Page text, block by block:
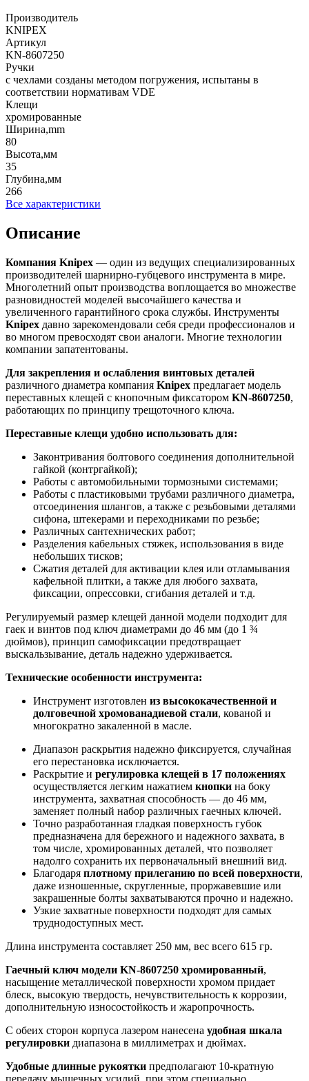
Производитель
KNIPEX
Артикул
KN-8607250
Ручки
с чехлами созданы методом погружения, испытаны в
соответствии нормативам VDE
Клещи
хромированные
Ширина,mm
80
Высота,мм
35
Глубина,мм
266
Все характеристики
Описание
Компания Knipex — один из ведущих специализированных
производителей шарнирно-губцевого инструмента в мире.
Многолетний опыт производства воплощается во множестве
разновидностей моделей высочайшего качества и
увеличенного гарантийного срока службы. Инструменты
Knipex давно зарекомендовали себя среди профессионалов и
во многом превосходят свои аналоги. Многие технологии
компании запатентованы.
Для закрепления и ослабления винтовых деталей
различного диаметра компания Knipex предлагает модель
переставных клещей с кнопочным фиксатором KN-8607250,
работающих по принципу трещоточного ключа.
Переставные клещи удобно использовать для:
Законтривания болтового соединения дополнительной
гайкой (контргайкой);
Работы с автомобильными тормозными системами;
Работы с пластиковыми трубами различного диаметра,
отсоединения шлангов, а также с резьбовыми деталями
сифона, штекерами и переходниками по резьбе;
Различных сантехнических работ;
Разделения кабельных стяжек, использования в виде
небольших тисков;
Сжатия деталей для активации клея или отламывания
кафельной плитки, а также для любого захвата,
фиксации, опрессовки, сгибания деталей и т.д.
Регулируемый размер клещей данной модели подходит для
гаек и винтов под ключ диаметрами до 46 мм (до 1 ¾
дюймов), принцип самофиксации предотвращает
выскальзывание, деталь надежно удерживается.
Технические особенности инструмента:
Инструмент изготовлен из высококачественной и
долговечной хромованадиевой стали, кованой и
многократно закаленной в масле.
Диапазон раскрытия надежно фиксируется, случайная
его перестановка исключается.
Раскрытие и регулировка клещей в 17 положениях
осуществляется легким нажатием кнопки на боку
инструмента, захватная способность — до 46 мм,
заменяет полный набор различных гаечных ключей.
Точно разработанная гладкая поверхность губок
предназначена для бережного и надежного захвата, в
том числе, хромированных деталей, что позволяет
надолго сохранить их первоначальный внешний вид.
Благодаря плотному прилеганию по всей поверхности,
даже изношенные, скругленные, проржавевшие или
закрашенные болты захватываются прочно и надежно.
Узкие захватные поверхности подходят для самых
труднодоступных мест.
Длина инструмента составляет 250 мм, вес всего 615 гр.
Гаечный ключ модели KN-8607250 хромированный,
насыщение металлической поверхности хромом придает
блеск, высокую твердость, нечувствительность к коррозии,
дополнительную износостойкость и жаропрочность.
С обеих сторон корпуса лазером нанесена удобная шкала
регулировки диапазона в миллиметрах и дюймах.
Удобные длинные рукоятки предполагают 10-кратную
передачу мышечных усилий, при этом специально